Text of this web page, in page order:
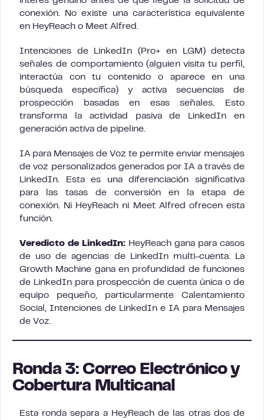
conexión. No existe una característica equivalente
en HeyReach o Meet Alfred.
Intenciones de LinkedIn (Pro+ en LGM) detecta
señales de comportamiento (alguien visita tu perfil,
interactúa con tu contenido o aparece en una
búsqueda específica) y activa secuencias de
prospección basadas en esas señales. Esto
transforma la actividad pasiva de LinkedIn en
generación activa de pipeline.
IA para Mensajes de Voz te permite enviar mensajes
de voz personalizados generados por IA a través de
LinkedIn. Esta es una diferenciación significativa
para las tasas de conversión en la etapa de
conexión. Ni HeyReach ni Meet Alfred ofrecen esta
función.
Veredicto de LinkedIn: HeyReach gana para casos
de uso de agencias de LinkedIn multi-cuenta. La
Growth Machine gana en profundidad de funciones
de LinkedIn para prospección de cuenta única o de
equipo pequeño, particularmente Calentamiento
Social, Intenciones de LinkedIn e IA para Mensajes
de Voz.
Ronda 3: Correo Electrónico y
Cobertura Multicanal
Esta ronda separa a HeyReach de las otras dos de